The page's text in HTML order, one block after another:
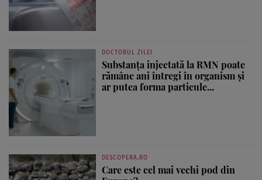
DOCTORUL ZILEI
Substanța injectată la RMN poate
rămâne ani întregi în organism și
ar putea forma particule...
DESCOPERA.RO
Care este cel mai vechi pod din